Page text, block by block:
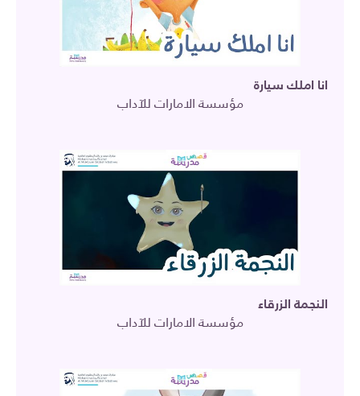
انا املك سيارة
مؤسسة الامارات للآداب
النجمة الزرقاء
مؤسسة الامارات للآداب